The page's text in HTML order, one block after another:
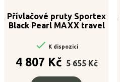
Přívlačové pruty Sportex
Black Pearl MAXX travel
 K dispozici
4 807 Kč cena
5 655 Kč
Cena